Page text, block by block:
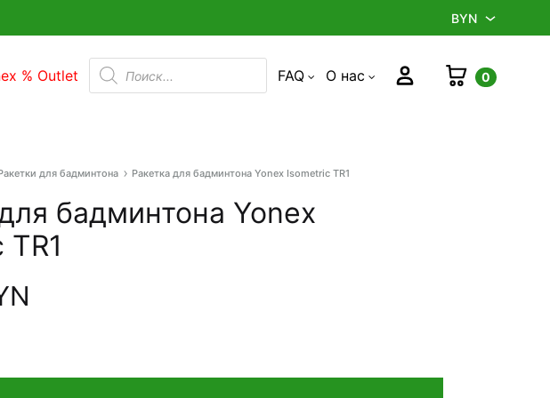
BYN
% Outlet
Поиск
товаров
FAQ О нас Войти Корзина
0
для бадминтона Ракетка для бадминтона Yonex Isometric TR1
бадминтона Yonex